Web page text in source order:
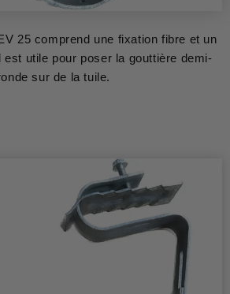
25 comprend une fixation fibre et un
est utile pour poser la gouttière demi-
sur de la tuile.